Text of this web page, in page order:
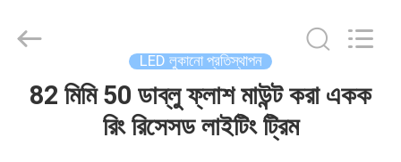
বাড়ি
Technology
Reserved.
LED লুকানো প্রতিস্থাপন
82 মিমি 50 ডাব্লু ফ্লাশ মাউন্ট করা একক
রিং রিসেসড লাইটিং ট্রিম